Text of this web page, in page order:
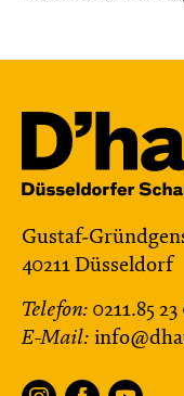
Gustaf-
40211 Düsseldorf
Telefon: 0211.85 23
E-Mail: